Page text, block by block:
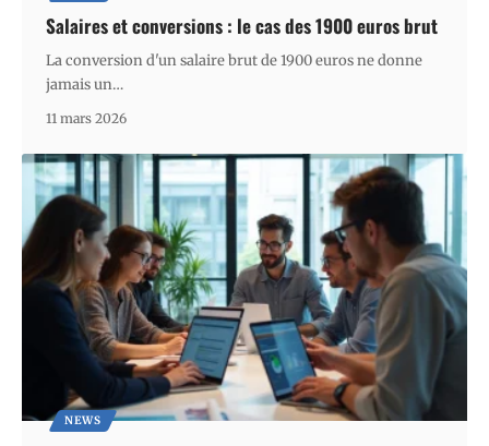
Salaires et conversions : le cas des 1900 euros brut
La conversion d'un salaire brut de 1900 euros ne donne
jamais un…
11 mars 2026
NEWS